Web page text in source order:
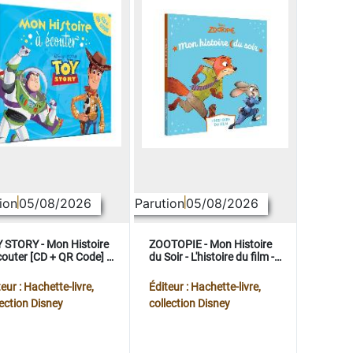
05/08/2026
STORY - Mon Histoire
[CD + QR Code] -
: Hachette-livre,
Disney
Parution05/08/2026
ZOOTOPIE - Mon Histoire
du Soir - L'histoire du film -
Éditeur : Hachette-livre,
collection Disney